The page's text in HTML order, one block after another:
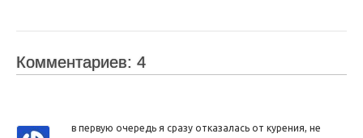
Комментариев: 4
в первую очередь я сразу отказалась от курения, не